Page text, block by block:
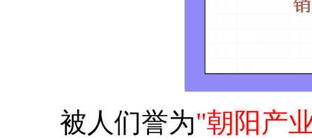
被人们誉为"朝阳产